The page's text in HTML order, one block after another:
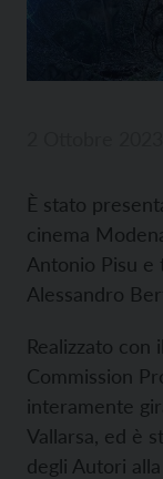
È stato
cinema
Antonio Pisu e
Alessandro
Realizzato con
Commission
interamente
Vallarsa, ed è
degli Autori